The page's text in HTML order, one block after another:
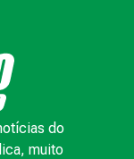
do
muito